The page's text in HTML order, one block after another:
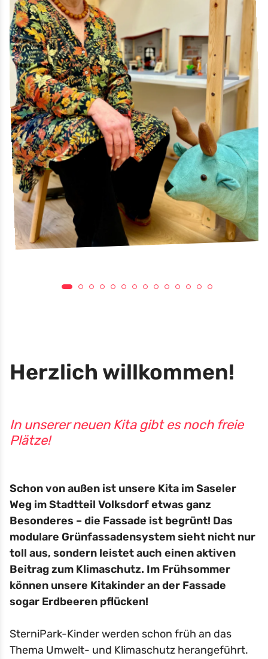
Herzlich willkommen!
In unserer neuen Kita gibt es noch freie
Plätze!
Schon von außen ist unsere Kita im Saseler
Weg im Stadtteil Volksdorf etwas ganz
Besonderes – die Fassade ist begrünt! Das
modulare Grünfassadensystem sieht nicht nur
toll aus, sondern leistet auch einen aktiven
Beitrag zum Klimaschutz. Im Frühsommer
können unsere Kitakinder an der Fassade
sogar Erdbeeren pflücken!
SterniPark-Kinder werden schon früh an das
Thema Umwelt- und Klimaschutz herangeführt.